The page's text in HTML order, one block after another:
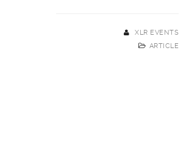
XLR EVENTS
ARTICLE